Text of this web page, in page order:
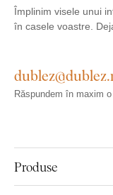
Împlinim visele unui
în casele voastre.
Produse
Răspundem în maxim